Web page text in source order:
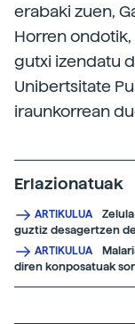
erabaki zuen,
Horren ondotik,
gutxi izendatu
Unibertsitate
iraunkorrean
Erlazionatuak
ARTIKULUA
guztiz desagertzen
ARTIKULUA
diren konposatuak